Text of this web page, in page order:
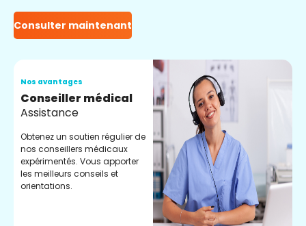
Consulter maintenant
Nos avantages
Conseiller médical
Assistance
Obtenez un soutien régulier de
nos conseillers médicaux
expérimentés. Vous apporter
les meilleurs conseils et
orientations.